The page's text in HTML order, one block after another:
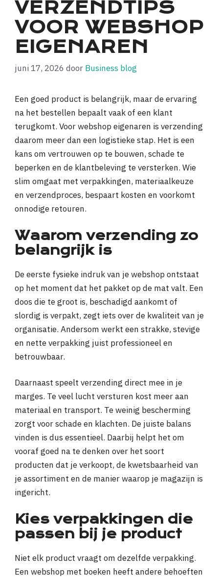
VERZENDTIPS
VOOR WEBSHOP
EIGENAREN
juni 17, 2026 door Business blog
Een goed product is belangrijk, maar de ervaring
na het bestellen bepaalt vaak of een klant
terugkomt. Voor webshop eigenaren is verzending
daarom meer dan een logistieke stap. Het is een
kans om vertrouwen op te bouwen, schade te
beperken en de klantbeleving te versterken. Wie
slim omgaat met verpakkingen, materiaalkeuze
en verzendproces, bespaart kosten en voorkomt
onnodige retouren.
Waarom verzending zo
belangrijk is
De eerste fysieke indruk van je webshop ontstaat
op het moment dat het pakket op de mat valt. Een
doos die te groot is, beschadigd aankomt of
slordig is verpakt, zegt iets over de kwaliteit van je
organisatie. Andersom werkt een strakke, stevige
en nette verpakking juist professioneel en
betrouwbaar.
Daarnaast speelt verzending direct mee in je
marges. Te veel lucht versturen kost meer aan
materiaal en transport. Te weinig bescherming
zorgt voor schade en klachten. De juiste balans
vinden is dus essentieel. Daarbij helpt het om
vooraf goed na te denken over het soort
producten dat je verkoopt, de kwetsbaarheid van
je assortiment en de manier waarop je magazijn is
ingericht.
Kies verpakkingen die
passen bij je product
Niet elk product vraagt om dezelfde verpakking.
Een webshop met boeken heeft andere behoeften